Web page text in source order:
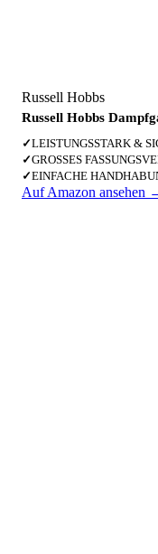
Russell Hobbs
Russell Hobbs
✓LEISTUNGSSTARK &
✓GROSSES
✓EINFACHE
Auf Amazon ansehen